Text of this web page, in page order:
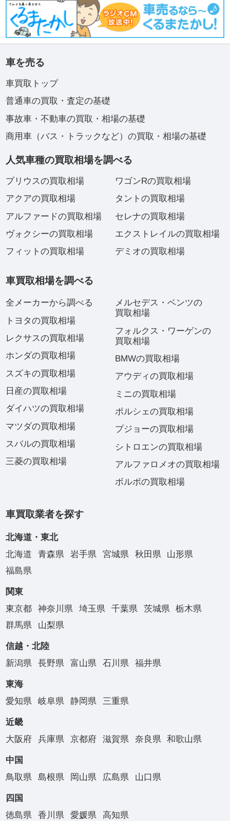
車を売る
車買取トップ
普通車の買取・査定の基礎
事故車・不動車の買取・相場の基礎
商用車（バス・トラックなど）の買取・相場の基礎
人気車種の買取相場を調べる
プリウスの買取相場
アクアの買取相場
アルファードの買取相場
ヴォクシーの買取相場
フィットの買取相場
ワゴンRの買取相場
タントの買取相場
セレナの買取相場
エクストレイルの買取相場
デミオの買取相場
車買取相場を調べる
全メーカーから調べる
トヨタの買取相場
レクサスの買取相場
ホンダの買取相場
スズキの買取相場
日産の買取相場
ダイハツの買取相場
マツダの買取相場
スバルの買取相場
三菱の買取相場
メルセデス・ベンツの
買取相場
フォルクス・ワーゲンの
買取相場
BMWの買取相場
アウディの買取相場
ミニの買取相場
ポルシェの買取相場
プジョーの買取相場
シトロエンの買取相場
アルファロメオの買取相場
ボルボの買取相場
車買取業者を探す
北海道・東北
北海道
青森県 岩手県 宮城県 秋田県
山形県
福島県
関東
東京都
神奈川県 埼玉県 千葉県 茨城県
栃木県
群馬県
山梨県
信越・北陸
新潟県
長野県 富山県 石川県 福井県
東海
愛知県
岐阜県 静岡県 三重県
近畿
大阪府
兵庫県 京都府 滋賀県 奈良県 和歌山県
中国
鳥取県
島根県 岡山県 広島県 山口県
四国
徳島県
香川県 愛媛県 高知県